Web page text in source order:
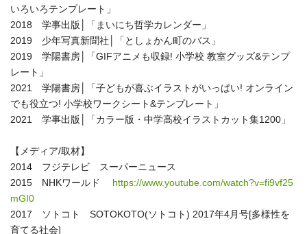
いろいろテンプレート」
2018 学事出版│「まいにち哲学カレンダー」
2019 少年写真新聞社│「としょかん町のバス」
2019 学陽書房│「GIFアニメも収録! 小学校 教室グッズ&テンプ
レート」
2021 学陽書房│「子どもが喜ぶイラストがいっぱい! オンライン
でも役立つ! 小学校ワークシート&テンプレート」
2021 学事出版│「カラー版・中学高校イラストカット集1200」
【メディア/取材】
2014 フジテレビ スーパーニュース
2015 NHKワールド https://www.youtube.com/watch?v=fi9vf25
mGI0
2017 ソトコト SOTOKOTO(ソトコト) 2017年4月号[多様性を
育てる社会]